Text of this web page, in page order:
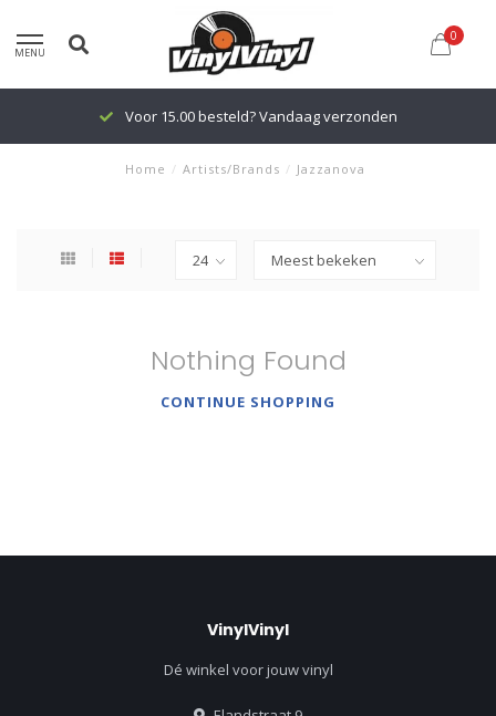
MENU
0
Voor 15.00 besteld? Vandaag verzonden
Home / Artists/Brands / Jazzanova
Nothing Found
CONTINUE SHOPPING
VinylVinyl
Dé winkel voor jouw vinyl